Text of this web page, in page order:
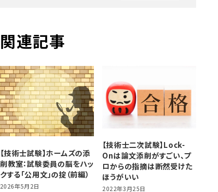
関連記事
【技術士試験】ホームズの添
削教室：試験委員の脳をハッ
クする「公用文」の掟（前編）
2026年5月2日
【技術士二次試験】Lock-
Onは論文添削がすごい、プ
ロからの指摘は断然受けた
ほうがいい
2022年3月25日